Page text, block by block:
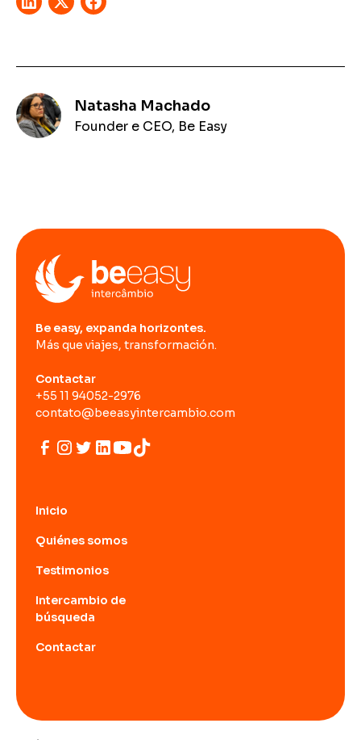
Natasha Machado
Founder e CEO, Be Easy
Be easy, expanda horizontes.
Más que viajes, transformación.
Contactar
+55 11 94052-2976
contato@beeasyintercambio.com
Inicio
Quiénes somos
Testimonios
Intercambio de
búsqueda
Contactar